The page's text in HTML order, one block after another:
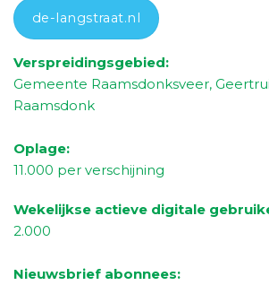
de-langstraat.nl
Verspreidingsgebied:
Gemeente Raamsdonksveer,
Raamsdonk
Oplage:
11.000 per verschijning
Wekelijkse actieve digitale
2.000
Nieuwsbrief abonnees: